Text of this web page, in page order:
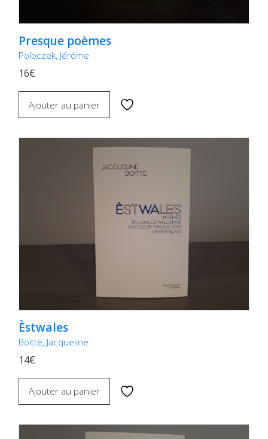
Presque poèmes
Poloczek, Jérôme
16€
Ajouter au panier
Èstwales
Boitte, Jacqueline
14€
Ajouter au panier